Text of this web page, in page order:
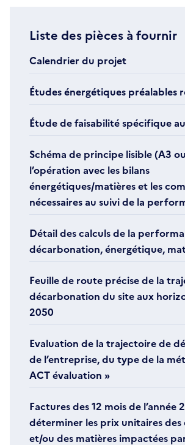
Liste des pièces à fournir
Calendrier du projet
Études énergétiques préalables
Étude de faisabilité spécifique
Schéma de principe lisible (A3
l’opération avec les bilans
énergétiques/matières et les
nécessaires au suivi de la
Détail des calculs de la
décarbonation, énergétique,
Feuille de route précise de la
décarbonation du site aux
2050
Evaluation de la trajectoire de
de l’entreprise, du type de la
ACT évaluation »
Factures des 12 mois de l’année
déterminer les prix unitaires des
et/ou des matières impactées